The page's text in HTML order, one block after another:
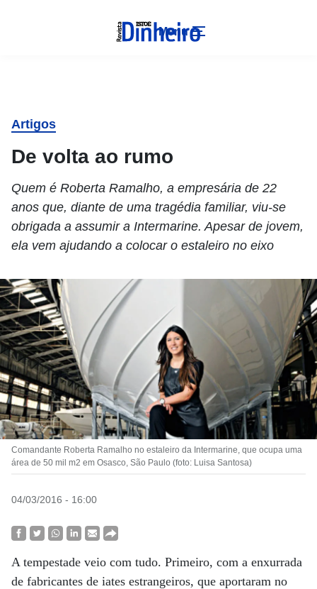
Menu
Artigos
De volta ao rumo
Quem é Roberta Ramalho, a empresária de 22
anos que, diante de uma tragédia familiar, viu-se
obrigada a assumir a Intermarine. Apesar de jovem,
ela vem ajudando a colocar o estaleiro no eixo
Comandante Roberta Ramalho no estaleiro da Intermarine, que ocupa uma
área de 50 mil m2 em Osasco, São Paulo (foto: Luisa Santosa)
04/03/2016 - 16:00
A tempestade veio com tudo. Primeiro, com a enxurrada
de fabricantes de iates estrangeiros, que aportaram no